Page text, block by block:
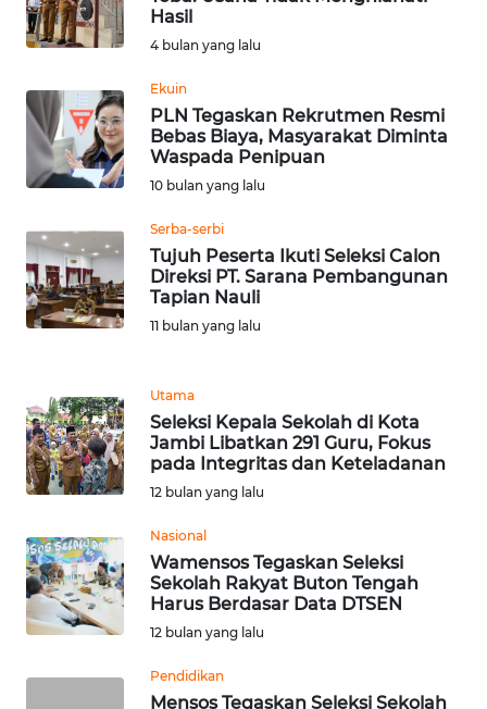
Hasil
4 bulan yang lalu
Ekuin
PLN Tegaskan Rekrutmen Resmi
Bebas Biaya, Masyarakat Diminta
Waspada Penipuan
10 bulan yang lalu
Serba-serbi
Tujuh Peserta Ikuti Seleksi Calon
Direksi PT. Sarana Pembangunan
Tapian Nauli
11 bulan yang lalu
Utama
Seleksi Kepala Sekolah di Kota
Jambi Libatkan 291 Guru, Fokus
pada Integritas dan Keteladanan
12 bulan yang lalu
Nasional
Wamensos Tegaskan Seleksi
Sekolah Rakyat Buton Tengah
Harus Berdasar Data DTSEN
12 bulan yang lalu
Pendidikan
Mensos Tegaskan Seleksi Sekolah
KONTAK
KAMI
INFO
IKLAN
TENTANG
PEDOMAN
MEDIA
SIBER
KARIR
DISCLAIMER
Wahana
News
Regional
WN